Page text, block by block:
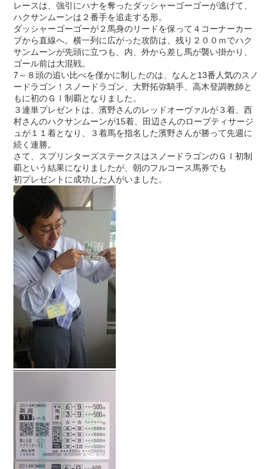
レースは、強引にハナを奪ったダッシャーゴーゴーが逃げて、
ハクサンムーンは２番手を追走する形。
ダッシャーゴーゴーが２馬身のリードを保って４コーナーカー
ブから直線へ。横一列に広がった攻防は、残り２００ｍでハク
サンムーンが先頭に立つも、内、外から差し馬が襲い掛かり、
ゴール前は大混戦。
7～８頭の追い比べを僅かに制したのは、なんと13番人気のスノ
ードラゴン！スノードラゴン、大野拓弥騎手、高木登調教師と
もに初のＧⅠ制覇となりました。
３連単プレゼントは、濱野さんのレッドオーヴァルが３着、西
村さんのハクサンムーンが15着、田辺さんのローブティサージ
ュが１１着となり、３着馬を指名した濱野さんが勝って先週に
続く連勝。
さて、スプリンターズステークスはスノードラゴンのＧⅠ初制
覇という結果になりましたが、朝のフルコース馬券でも
初プレゼントに成功した人がいました。